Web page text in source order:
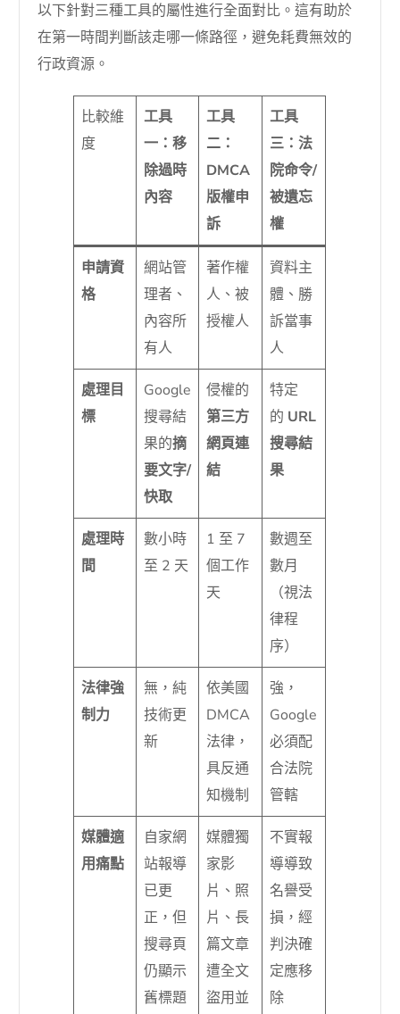
以下針對三種工具的屬性進行全面對比。這有助於
在第一時間判斷該走哪一條路徑，避免耗費無效的
行政資源。
比較維
度
工具
一：移
除過時
內容
工具
二：
DMCA
版權申
訴
工具
三：法
院命令/
被遺忘
權
申請資
格
網站管
理者、
內容所
有人
著作權
人、被
授權人
資料主
體、勝
訴當事
人
處理目
標
Google
搜尋結
果的摘
要文字/
快取
侵權的
第三方
網頁連
結
特定
的 URL
搜尋結
果
處理時
間
數小時
至 2 天
1 至 7
個工作
天
數週至
數月
（視法
律程
序）
法律強
制力
無，純
技術更
新
依美國
DMCA
法律，
具反通
知機制
強，
Google
必須配
合法院
管轄
媒體適
用痛點
自家網
站報導
已更
正，但
搜尋頁
仍顯示
舊標題
媒體獨
家影
片、照
片、長
篇文章
遭全文
盜用並
不實報
導導致
名譽受
損，經
判決確
定應移
除